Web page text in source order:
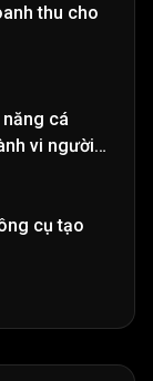
thu cho
cá
vi người
cụ tạo